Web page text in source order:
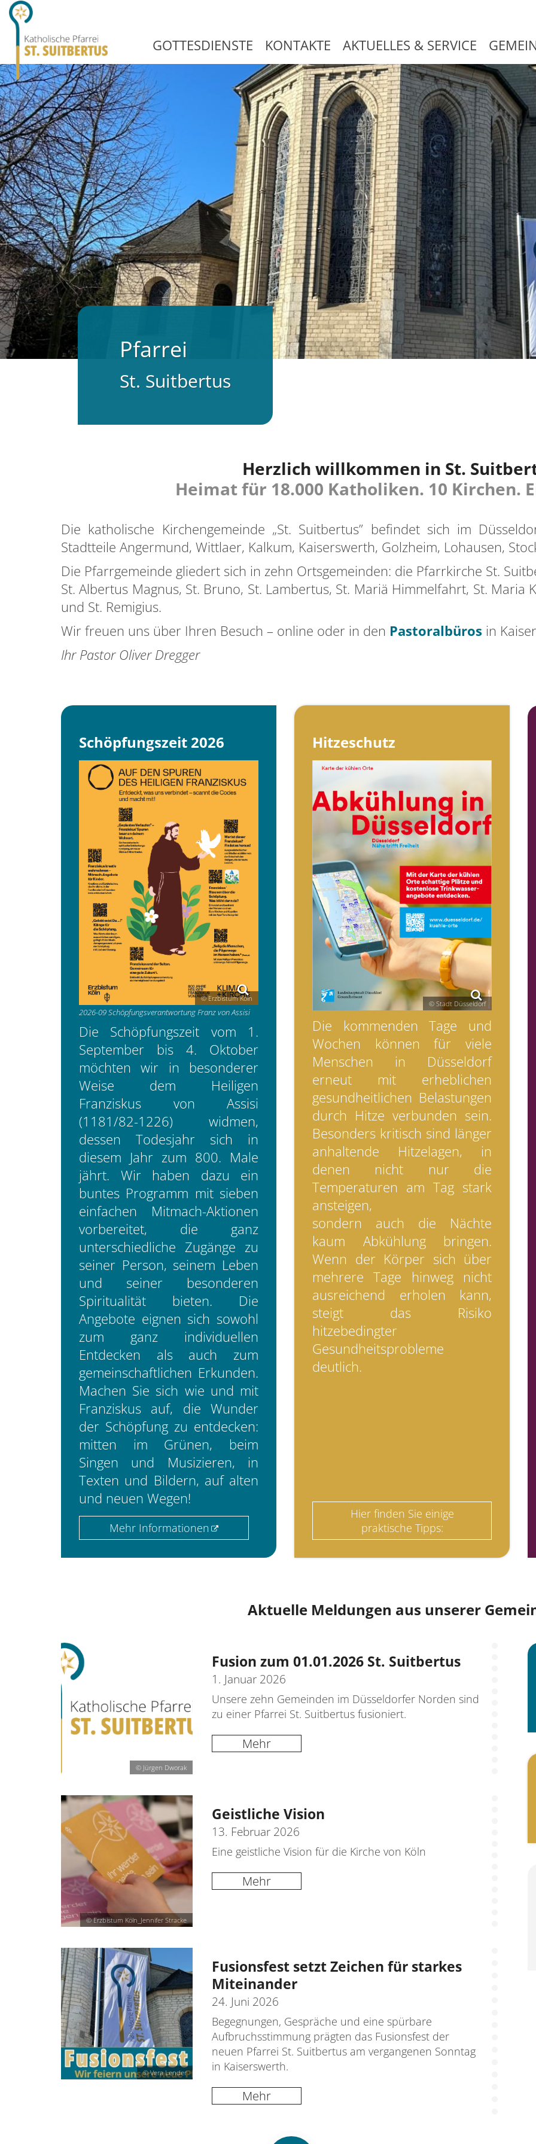
GOTTESDIENSTE KONTAKTE AKTUELLES & SERVICE
Pfarrei
St. Suitbertus
Herzlich willkommen in St.
Heimat für 18.000 Katholiken. 10 Kirchen.
Die katholische Kirchengemeinde „St. Suitbertus” befindet sich im
Stadtteile Angermund, Wittlaer, Kalkum, Kaiserswerth, Golzheim, Lohausen,
Die Pfarrgemeinde gliedert sich in zehn Ortsgemeinden: die Pfarrkirche St.
St. Albertus Magnus, St. Bruno, St. Lambertus, St. Mariä Himmelfahrt, St. Maria
und St. Remigius.
Wir freuen uns über Ihren Besuch – online oder in den Pastoralbüros in
Ihr Pastor Oliver Dregger
Schöpfungszeit 2026
© Erzbistum Köln
2026-09 Schöpfungsverantwortung Franz von Assisi
Die Schöpfungszeit vom 1.
September bis 4. Oktober
möchten wir in besonderer
Weise dem Heiligen
Franziskus von Assisi
(1181/82-1226) widmen,
dessen Todesjahr sich in
diesem Jahr zum 800. Male
jährt. Wir haben dazu ein
buntes Programm mit sieben
einfachen Mitmach-Aktionen
vorbereitet, die ganz
unterschiedliche Zugänge zu
seiner Person, seinem Leben
und seiner besonderen
Spiritualität bieten. Die
Angebote eignen sich sowohl
zum ganz individuellen
Entdecken als auch zum
gemeinschaftlichen Erkunden.
Machen Sie sich wie und mit
Franziskus auf, die Wunder
der Schöpfung zu entdecken:
mitten im Grünen, beim
Singen und Musizieren, in
Texten und Bildern, auf alten
und neuen Wegen!
Mehr Informationen
Hitzeschutz
© Stadt Düsseldorf
Die kommenden Tage und
Wochen können für viele
Menschen in Düsseldorf
erneut mit erheblichen
gesundheitlichen Belastungen
durch Hitze verbunden sein.
Besonders kritisch sind länger
anhaltende Hitzelagen, in
denen nicht nur die
Temperaturen am Tag stark
ansteigen,
sondern auch die Nächte
kaum Abkühlung bringen.
Wenn der Körper sich über
mehrere Tage hinweg nicht
ausreichend erholen kann,
steigt das Risiko
hitzebedingter
Gesundheitsprobleme
deutlich.
Hier finden Sie einige
praktische Tipps:
Aktuelle Meldungen aus unserer
© Jürgen Dworak
Fusion zum 01.01.2026 St. Suitbertus
1. Januar 2026
Unsere zehn Gemeinden im Düsseldorfer Norden sind
zu einer Pfarrei St. Suitbertus fusioniert.
Mehr
© Erzbistum Köln_Jennifer Stracke
Geistliche Vision
13. Februar 2026
Eine geistliche Vision für die Kirche von Köln
Mehr
© Vera Lender
Fusionsfest setzt Zeichen für starkes
Miteinander
24. Juni 2026
Begegnungen, Gespräche und eine spürbare
Aufbruchsstimmung prägten das Fusionsfest der
neuen Pfarrei St. Suitbertus am vergangenen Sonntag
in Kaiserswerth.
Mehr